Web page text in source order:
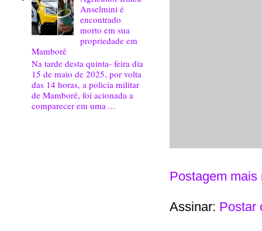
Postagem mais
Assinar: Postar
Anselmini é
encontrado
morto em sua
propriedade em
Mamborê
Na tarde desta quinta- feira dia
15 de maio de 2025, por volta
das 14 horas, a policia militar
de Mamborê, foi acionada a
comparecer em uma ...